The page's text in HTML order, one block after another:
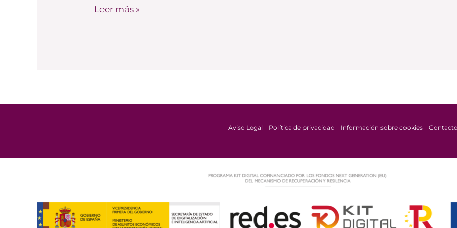
Leer más »
Aviso Legal Política de privacidad Información sobre cookies